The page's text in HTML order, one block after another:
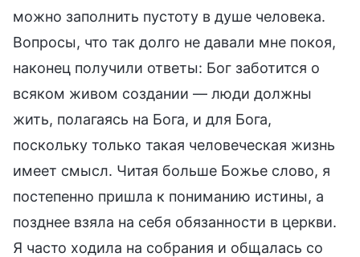
можно заполнить пустоту в душе человека.
Вопросы, что так долго не давали мне покоя,
наконец получили ответы: Бог заботится о
всяком живом создании — люди должны
жить, полагаясь на Бога, и для Бога,
поскольку только такая человеческая жизнь
имеет смысл. Читая больше Божье слово, я
постепенно пришла к пониманию истины, а
позднее взяла на себя обязанности в церкви.
Я часто ходила на собрания и общалась со